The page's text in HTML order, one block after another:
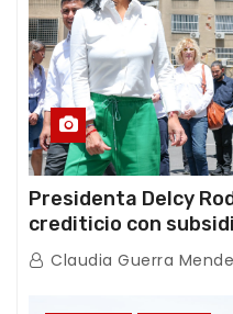
Presidenta Delcy
crediticio con
con Juntas de
Claudia Guerra